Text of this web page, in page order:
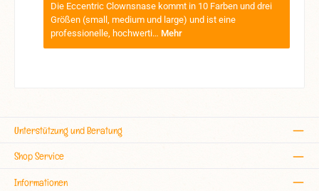
Die Eccentric Clownsnase kommt in 10 Farben und drei
Größen (small, medium und large) und ist eine
professionelle, hochwerti… Mehr
Unterstützung und Beratung
Shop Service
Informationen